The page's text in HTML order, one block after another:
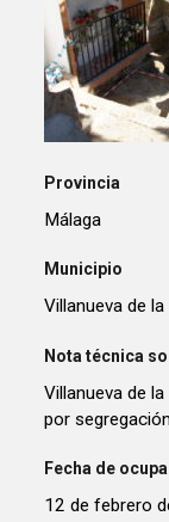
Provincia
Málaga
Municipio
Villanueva de
Nota técnica
Villanueva de
por
Fecha de
12 de febrero